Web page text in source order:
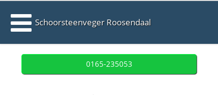
Schoorsteenveger Roosendaal
0165-235053